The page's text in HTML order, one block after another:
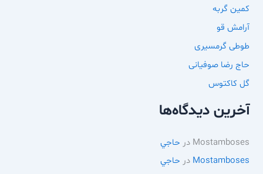
کمین گربه
آرامش قو
طوطی گرمسیری
حاج رضا صوفیانی
گل کاکتوس
آخرین دیدگاه‌ها
Mostamboses در حاجي
Mostamboses در حاجي